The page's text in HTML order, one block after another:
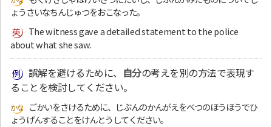
ょうさいなちんじゅつをおこなった。
The witness gave a detailed statement to the police
about what she saw.
誤解を避けるために、 自分の考えを別の方法で表現す
ることを検討してください。
ごかいをさけるために、じぶんのかんがえをべつのほうほうでひ
ょうげんすることをけんとうしてください。